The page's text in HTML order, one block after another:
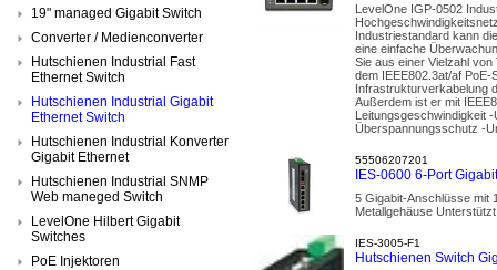
19" managed Gigabit Switch
Converter / Medienconverter
Hutschienen Industrial Fast
Ethernet Switch
Hutschienen Industrial Gigabit
Ethernet Switch
Hutschienen Industrial Konverter
Gigabit Ethernet
Hutschienen Industrial SNMP
Web maneged Switch
LevelOne Hilbert Gigabit
Switches
PoE Injektoren
LevelOne IGP-0502
Industriestandard kann
eine einfache
Sie aus einer Vielzahl
dem IEEE802.3at/af
Infrastrukturverkabelung
Außerdem ist er mit
Leitungsgeschwindigkeit
Überspannungsschutz -
55506207201
IES-0600 6-Port
5 Gigabit-Anschlüsse mit
Metallgehäuse
IES-3005-F1
Hutschienen Switch